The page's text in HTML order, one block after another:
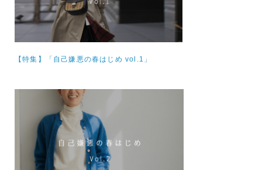
【特集】 「自己嫌悪の春はじめ vol.1」